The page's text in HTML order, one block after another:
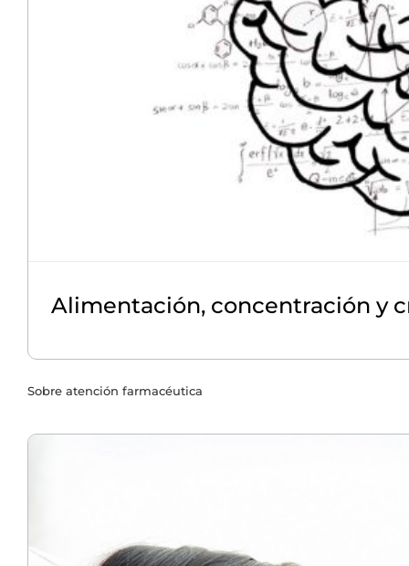
Alimentación, concentración y
Sobre atención farmacéutica